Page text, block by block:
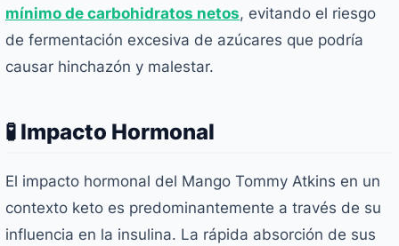
mínimo de carbohidratos netos, evitando el riesgo
de fermentación excesiva de azúcares que podría
causar hinchazón y malestar.
🧪 Impacto Hormonal
El impacto hormonal del Mango Tommy Atkins en un
contexto keto es predominantemente a través de su
influencia en la insulina. La rápida absorción de sus